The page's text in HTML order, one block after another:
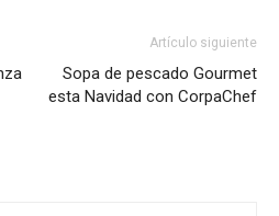
Artículo siguiente
Sopa de pescado Gourmet
esta Navidad con CorpaChef